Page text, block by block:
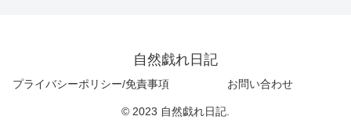
自然戯れ日記
プライバシーポリシー/免責事項 お問い合わせ
© 2023 自然戯れ日記.